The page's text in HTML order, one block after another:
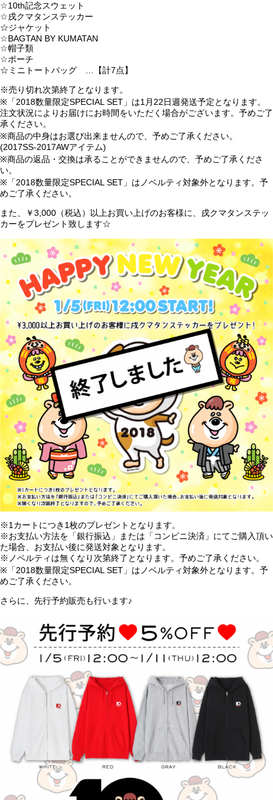
☆10th記念スウェット
☆戌クマタンステッカー
☆ジャケット
☆BAGTAN BY KUMATAN
☆帽子類
☆ポーチ
☆ミニトートバッグ …【計7点】
※売り切れ次第終了となります。
※「2018数量限定SPECIAL SET」は1月22日週発送予定となります。
注文状況によりお届けにお時間をいただく場合がございます。予めご了
承ください。
※商品の中身はお選び出来ませんので、予めご了承ください。
(2017SS-2017AWアイテム)
※商品の返品・交換は承ることができませんので、予めご了承くださ
い。
※「2018数量限定SPECIAL SET」はノベルティ対象外となります。予
めご了承ください。
また、￥3,000（税込）以上お買い上げのお客様に、戌クマタンステッ
カーをプレゼント致します☆
※1カートにつき1枚のプレゼントとなります。
※お支払い方法を「銀行振込」または「コンビニ決済」にてご購入頂い
た場合、お支払い後に発送対象となります。
※ノベルティは無くなり次第終了となります。予めご了承ください。
※「2018数量限定SPECIAL SET」はノベルティ対象外となります。予
めご了承ください。
さらに、先行予約販売も行います♪